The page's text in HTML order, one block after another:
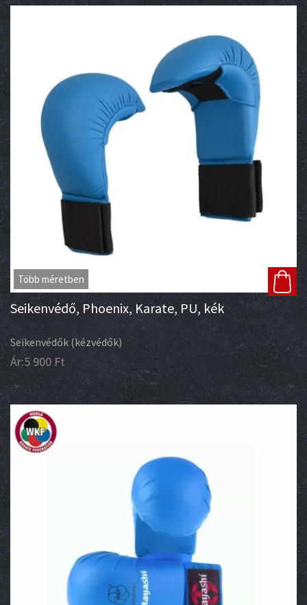
Több méretben
Seikenvédő, Phoenix, Karate, PU, kék
Seikenvédők (kézvédők)
Ár:5 900 Ft